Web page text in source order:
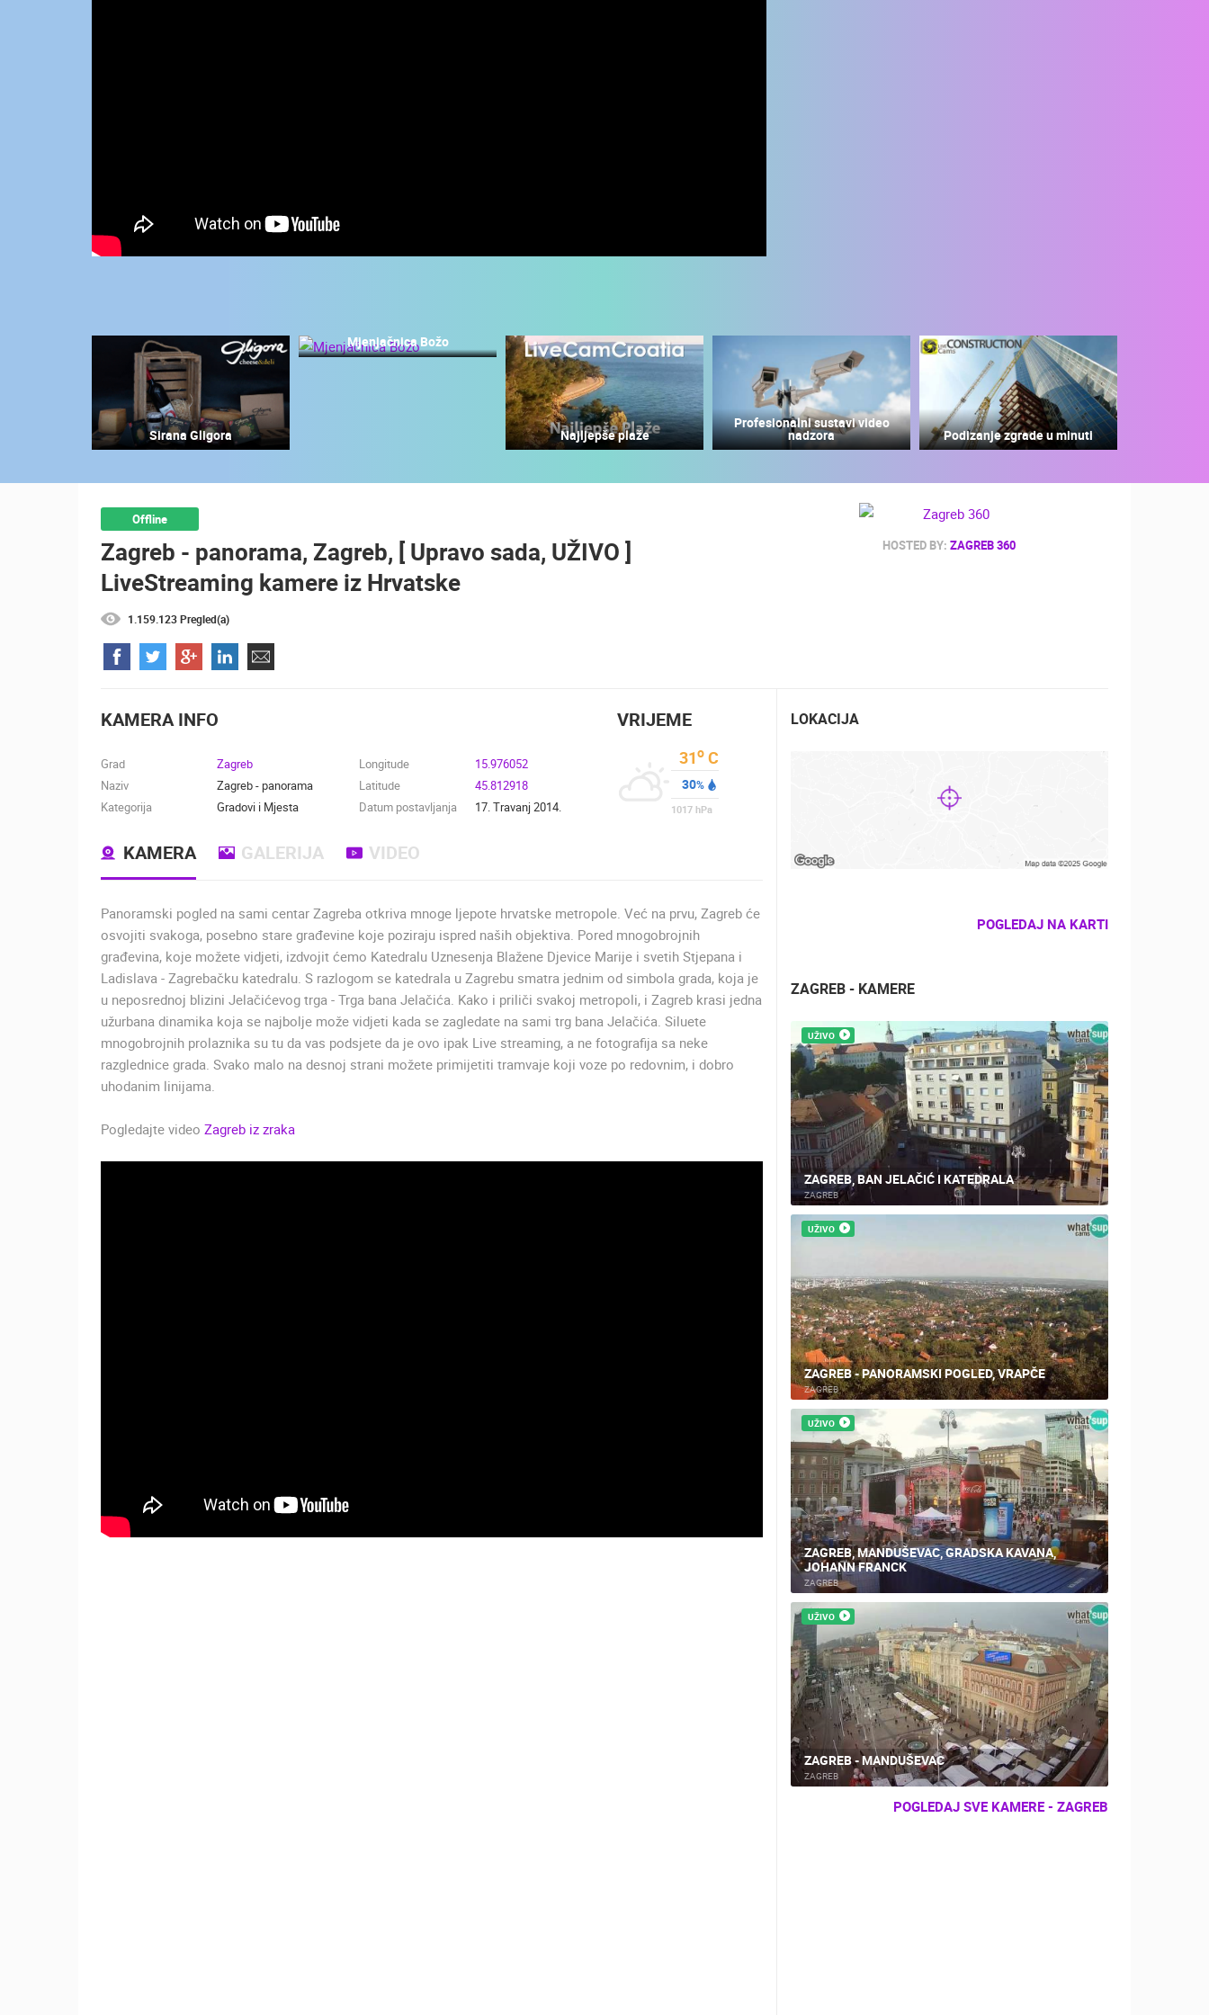
WEB
KAMERE
PRIVACY
POLICY
BANERI
NAJNOVIJE KAMERE
SENJ UŽIVO – PARK KNJIŽEVNIKA I
VELEBITSKI KANAL
0 GLEDATELJ(A)
SUTIVAN, OTOK BRAČ PANORAMSKA
OKRETNA KAMERA
MRKOPALJ SANJKALIŠTE
ČELIMBAŠA
MRKOPALJ
KATEGORIJE KAMERA
DOGAĐANJA I ZANIMLJIVOSTI
TRANSPORT I PROMET ZNAMENITOSTI SVJETSKA BAŠTINA SPORT
Sirana Gligora
Mjenjačnica Božo
Najljepše plaže
Profesionalni sustavi video
nadzora Podizanje zgrade u minuti
HOSTED BY: ZAGREB 360
Offline
Zagreb - panorama, Zagreb, [ Upravo sada, UŽIVO ]
LiveStreaming kamere iz Hrvatske
1.159.123 Pregled(a)
KAMERA INFO
Grad
Zagreb
Naziv
Zagreb - panorama
Kategorija
Gradovi i Mjesta
Longitude
15.976052
Latitude
45.812918
Datum postavljanja
17. Travanj 2014.
VRIJEME
31o C
30%
1017 hPa
KAMERA GALERIJA VIDEO
Panoramski pogled na sami centar Zagreba otkriva mnoge ljepote hrvatske metropole. Već na prvu, Zagreb će
osvojiti svakoga, posebno stare građevine koje poziraju ispred naših objektiva. Pored mnogobrojnih
građevina, koje možete vidjeti, izdvojit ćemo Katedralu Uznesenja Blažene Djevice Marije i svetih Stjepana i
Ladislava - Zagrebačku katedralu. S razlogom se katedrala u Zagrebu smatra jednim od simbola grada, koja je
u neposrednoj blizini Jelačićevog trga - Trga bana Jelačića. Kako i priliči svakoj metropoli, i Zagreb krasi jedna
užurbana dinamika koja se najbolje može vidjeti kada se zagledate na sami trg bana Jelačića. Siluete
mnogobrojnih prolaznika su tu da vas podsjete da je ovo ipak Live streaming, a ne fotografija sa neke
razglednice grada. Svako malo na desnoj strani možete primijetiti tramvaje koji voze po redovnim, i dobro
uhodanim linijama.
Pogledajte video Zagreb iz zraka
LOKACIJA
POGLEDAJ NA KARTI
ZAGREB - KAMERE
UŽIVO
ZAGREB, BAN JELAČIĆ I KATEDRALA
ZAGREB
UŽIVO
ZAGREB - PANORAMSKI POGLED, VRAPČE
ZAGREB
UŽIVO
ZAGREB, MANDUŠEVAC, GRADSKA KAVANA,
JOHANN FRANCK
ZAGREB
UŽIVO
ZAGREB - MANDUŠEVAC
ZAGREB
POGLEDAJ SVE KAMERE - ZAGREB